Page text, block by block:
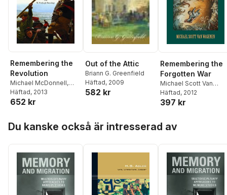
Remembering the
Revolution
Michael McDonnell,
Clare Corbould
Frances M. Clarke
Häftad, 2013
652 kr
Out of the Attic
Briann G. Greenfield
Häftad, 2009
582 kr
Remembering the
Forgotten War
Michael Scott Van
Wagenen
Häftad, 2012
397 kr
Du kanske också är intresserad av